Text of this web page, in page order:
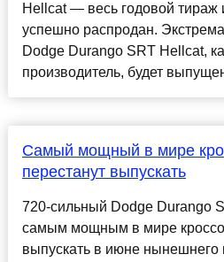
Hellcat — весь годовой тираж
успешно распродан.
Dodge Durango SRT Hellcat,
производитель, будет
Самый мощный в мире
перестанут выпускать
720-сильный Dodge Durango
самым мощным в мире
выпускать в июне нынешнего